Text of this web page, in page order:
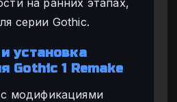
серии Gothic.
установка
Gothic 1 Remake
модификациями